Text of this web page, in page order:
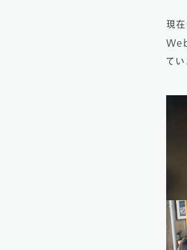
現
てい